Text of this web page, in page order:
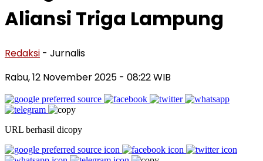
Aliansi Triga Lampung
Redaksi - Jurnalis
Rabu, 12 November 2025 - 08:22 WIB
URL berhasil dicopy